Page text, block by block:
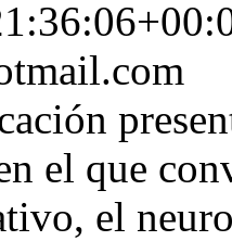
el que
el